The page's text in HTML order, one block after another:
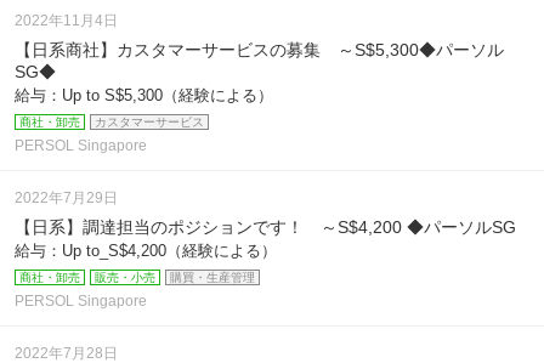
【日系商社】カスタマーサービスの募集 ～S$5,300◆パーソル
SG◆
給与：Up to S$5,300（経験による）
商社・卸売 カスタマーサービス
2022年11月4日
PERSOL Singapore
【日系】調達担当のポジションです！ ～S$4,200 ◆パーソルSG
給与：Up to_S$4,200（経験による）
商社・卸売 販売・小売 購買・生産管理
2022年7月29日
PERSOL Singapore
2022年7月28日